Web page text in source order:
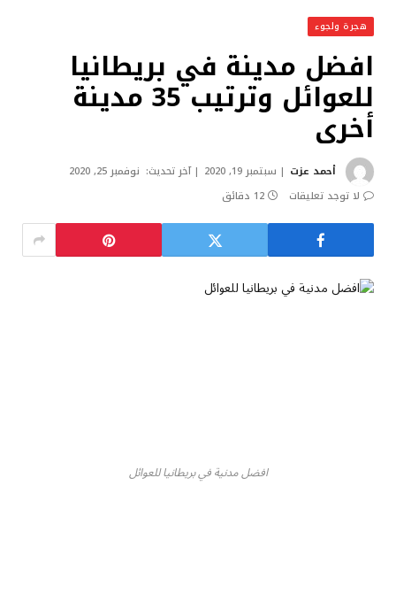
هجرة ولجوء
افضل مدينة في بريطانيا
للعوائل وترتيب 35 مدينة
أخرى
أحمد عزت سبتمبر 19, 2020 آخر تحديث: نوفمبر 25, 2020
لا توجد تعليقات
12 دقائق
افضل مدنية في بريطانيا للعوائل